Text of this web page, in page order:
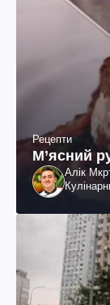
Рецепти
М’ясний
Алік